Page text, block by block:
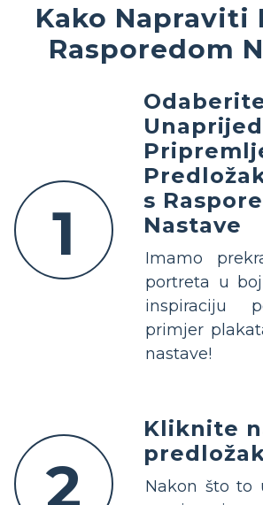
Kako Napraviti
Rasporedom
1
Unaprijed
s
Nastave
Imamo
portreta u
inspiraciju
primjer
nastave!
2
Kliknite
Nakon što to